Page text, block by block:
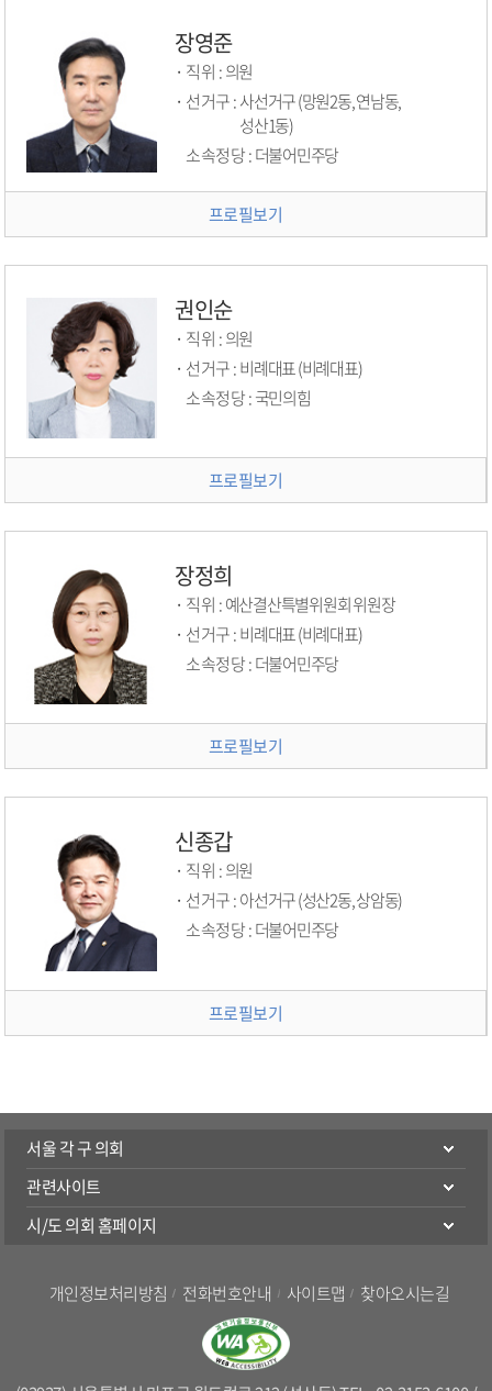
장영준
직위 :의원
선거구 :사선거구 (망원2동, 연남동,
성산1동)
소속정당 :더불어민주당
프로필보기
권인순
직위 :의원
선거구 :
비례대표 (비례대표)
소속정당 :국민의힘
프로필보기
장정희
직위 :예산결산특별위원회 위원장
선거구 :
비례대표 (비례대표)
소속정당 :더불어민주당
프로필보기
신종갑
직위 :의원
선거구 :
아선거구 (성산2동, 상암동)
소속정당 :더불어민주당
프로필보기
서울 각 구 의회
관련사이트
시/도 의회 홈페이지
개인정보처리방침 전화번호안내 사이트맵 찾아오시는길